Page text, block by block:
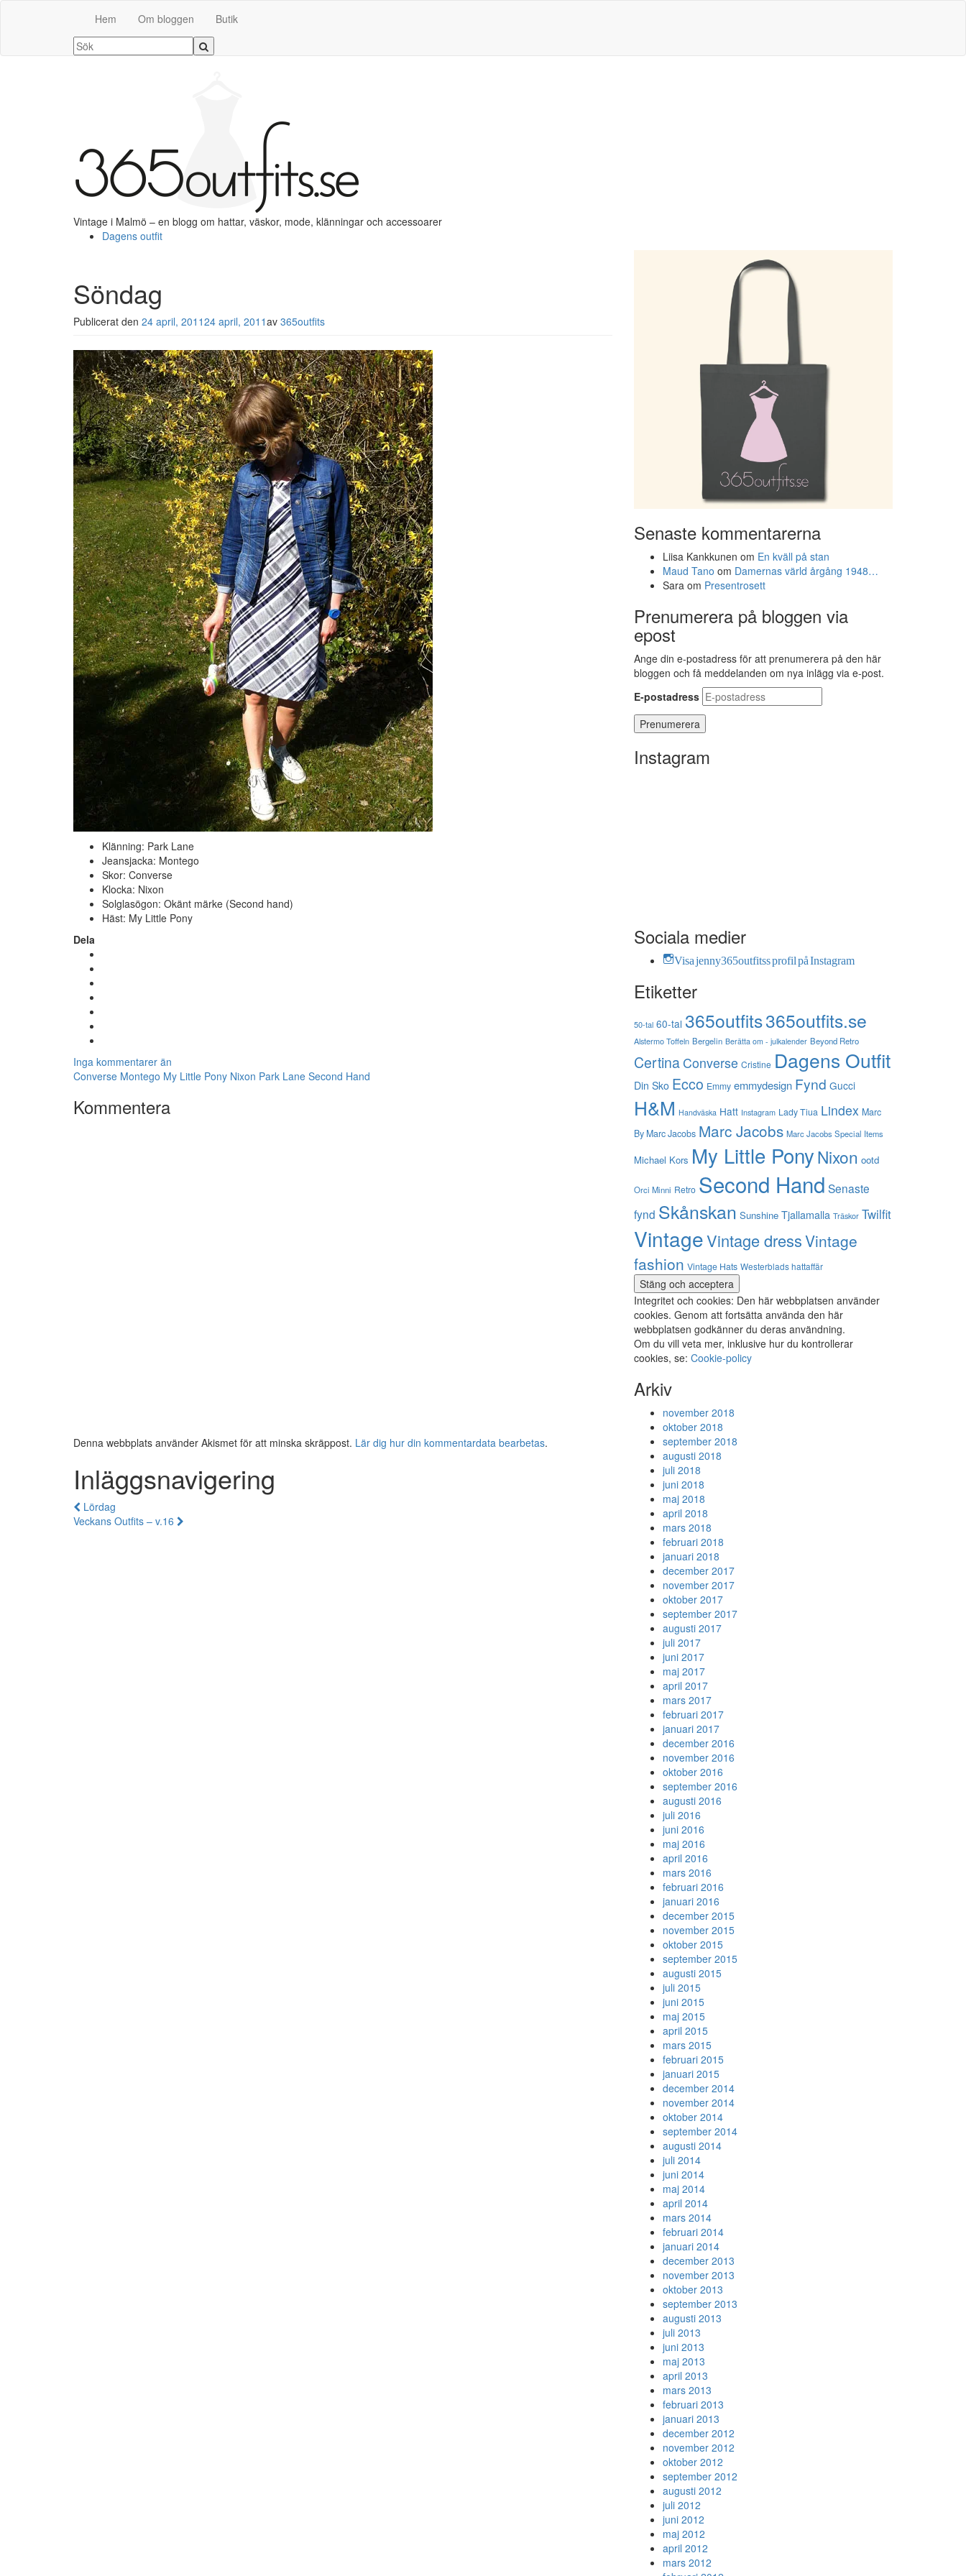
Hem Om bloggen Butik
Vintage i Malmö – en blogg om hattar, väskor, mode, klänningar och accessoarer
Dagens outfit
Söndag
Publicerat den 24 april, 201124 april, 2011av 365outfits
Klänning: Park Lane
Jeansjacka: Montego
Skor: Converse
Klocka: Nixon
Solglasögon: Okänt märke (Second hand)
Häst: My Little Pony
Dela
Inga kommentarer än
Converse Montego My Little Pony Nixon Park Lane Second Hand
Kommentera
Denna webbplats använder Akismet för att minska skräppost. Lär dig hur din kommentardata bearbetas.
Inläggsnavigering
Lördag
Veckans Outfits – v.16
Senaste kommentarerna
Liisa Kankkunen om En kväll på stan
Maud Tano om Damernas värld årgång 1948…
Sara om Presentrosett
Prenumerera på bloggen via
epost
Ange din e-postadress för att prenumerera på den här
bloggen och få meddelanden om nya inlägg via e-post.
E-postadress
Instagram
Sociala medier
Visa jenny365outfitss profil på Instagram
Etiketter
50-tal 60-tal 365outfits365outfits.se
Alstermo Toffeln Bergelin Berätta om - julkalender Beyond Retro
CertinaConverse Cristine Dagens Outfit
Din Sko Ecco Emmy emmydesign Fynd Gucci
H&M Handväska Hatt Instagram Lady Tiua Lindex Marc
By Marc Jacobs Marc Jacobs Marc Jacobs Special Items
Michael Kors My Little PonyNixon ootd
Orci Minni Retro Second Hand Senaste
fynd Skånskan Sunshine Tjallamalla Träskor Twilfit
VintageVintage dressVintage
fashion Vintage Hats Westerblads hattaffär
Integritet och cookies: Den här webbplatsen använder
cookies. Genom att fortsätta använda den här
webbplatsen godkänner du deras användning.
Om du vill veta mer, inklusive hur du kontrollerar
cookies, se: Cookie-policy
Arkiv
november 2018
oktober 2018
september 2018
augusti 2018
juli 2018
juni 2018
maj 2018
april 2018
mars 2018
februari 2018
januari 2018
december 2017
november 2017
oktober 2017
september 2017
augusti 2017
juli 2017
juni 2017
maj 2017
april 2017
mars 2017
februari 2017
januari 2017
december 2016
november 2016
oktober 2016
september 2016
augusti 2016
juli 2016
juni 2016
maj 2016
april 2016
mars 2016
februari 2016
januari 2016
december 2015
november 2015
oktober 2015
september 2015
augusti 2015
juli 2015
juni 2015
maj 2015
april 2015
mars 2015
februari 2015
januari 2015
december 2014
november 2014
oktober 2014
september 2014
augusti 2014
juli 2014
juni 2014
maj 2014
april 2014
mars 2014
februari 2014
januari 2014
december 2013
november 2013
oktober 2013
september 2013
augusti 2013
juli 2013
juni 2013
maj 2013
april 2013
mars 2013
februari 2013
januari 2013
december 2012
november 2012
oktober 2012
september 2012
augusti 2012
juli 2012
juni 2012
maj 2012
april 2012
mars 2012